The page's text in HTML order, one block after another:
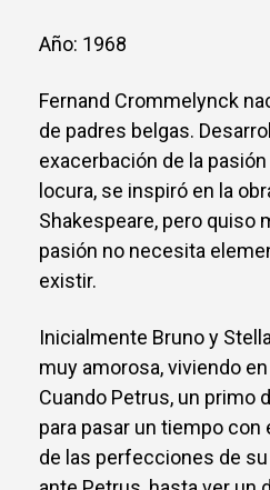
Año: 1968
Fernand Crommelynck
de padres belgas.
exacerbación de la
locura, se inspiró en la
Shakespeare, pero quiso
pasión no necesita
existir.
Inicialmente Bruno y
muy amorosa, viviendo
Cuando Petrus, un primo
para pasar un tiempo con
de las perfecciones de